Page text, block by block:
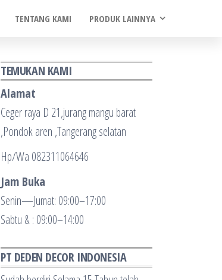
TENTANG KAMI PRODUK LAINNYA
TEMUKAN KAMI
Alamat
Ceger raya D 21,jurang mangu barat
,Pondok aren ,Tangerang selatan
Hp/Wa 082311064646
Jam Buka
Senin—Jumat: 09:00–17:00
Sabtu & : 09:00–14:00
PT DEDEN DECOR INDONESIA